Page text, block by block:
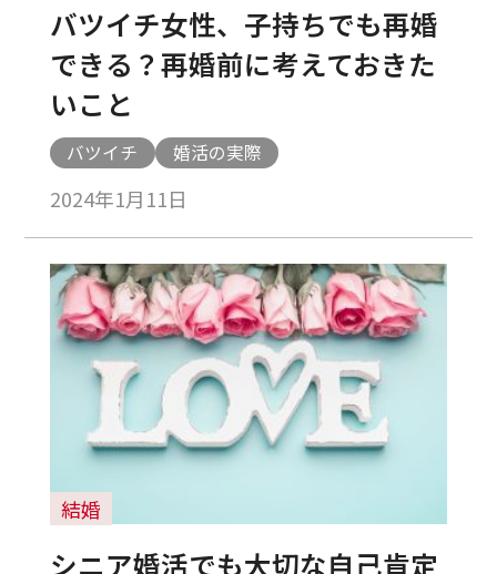
バツイチ女性、子持ちでも再婚
できる？再婚前に考えておきた
いこと
バツイチ 婚活の実際
2024年1月11日
結婚
シニア婚活でも大切な自己肯定